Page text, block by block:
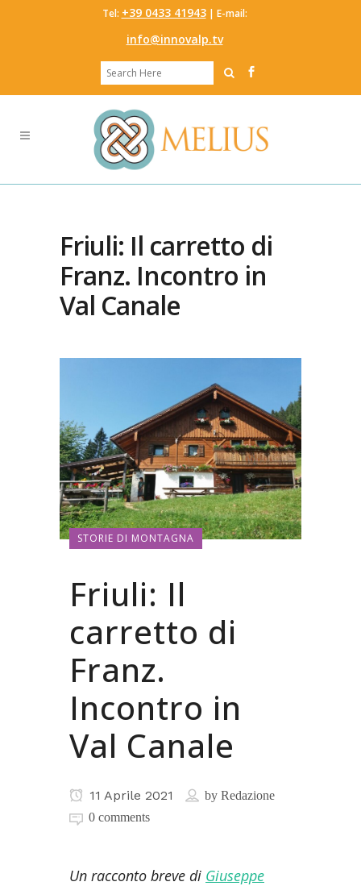
Tel: ‭+39 0433 41943‬ | E-mail:
info@innovalp.tv
Friuli: Il carretto di
Franz. Incontro in
Val Canale
STORIE DI MONTAGNA
Friuli: Il
carretto di
Franz.
Incontro in
Val Canale
11 Aprile 2021 by Redazione
0 comments
Un racconto breve di Giuseppe